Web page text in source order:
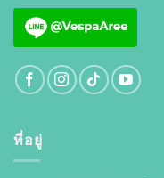
ที่อยู่